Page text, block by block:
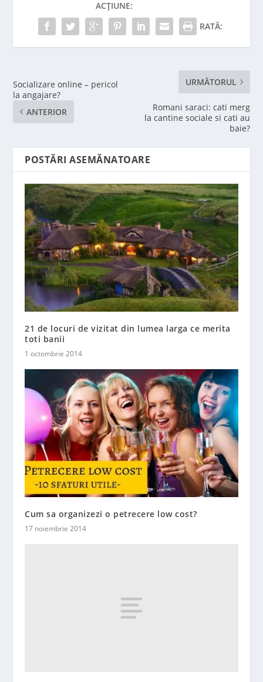
ACȚIUNE:
RATĂ:
Socializare online – pericol
la angajare?
ANTERIOR
URMĂTORUL
Romani saraci: cati merg
la cantine sociale si cati au
baie?
POSTĂRI ASEMĂNATOARE
21 de locuri de vizitat din lumea larga ce merita
toti banii
1 octombrie 2014
Cum sa organizezi o petrecere low cost?
17 noiembrie 2014